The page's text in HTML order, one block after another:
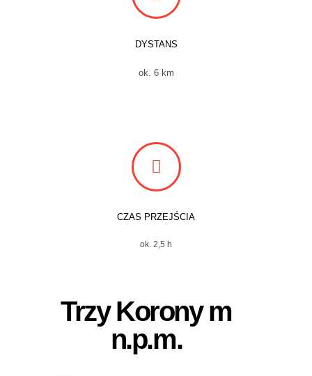
Trzy Korony m
n.p.m.
DYSTANS
ok. 6 km
CZAS PRZEJŚCIA
ok. 2,5 h